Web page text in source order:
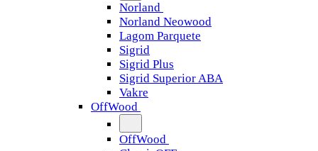
Norland
Norland Neowood
Lagom Parquete
Sigrid
Sigrid Plus
Sigrid Superior ABA
Vakre
OffWood
OffWood